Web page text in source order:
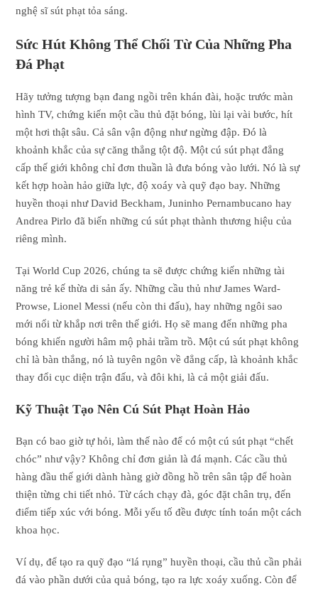
nghệ sĩ sút phạt tỏa sáng.
Sức Hút Không Thể Chối Từ Của Những Pha
Đá Phạt
Hãy tưởng tượng bạn đang ngồi trên khán đài, hoặc trước màn
hình TV, chứng kiến một cầu thủ đặt bóng, lùi lại vài bước, hít
một hơi thật sâu. Cả sân vận động như ngừng đập. Đó là
khoảnh khắc của sự căng thẳng tột độ. Một cú sút phạt đẳng
cấp thế giới không chỉ đơn thuần là đưa bóng vào lưới. Nó là sự
kết hợp hoàn hảo giữa lực, độ xoáy và quỹ đạo bay. Những
huyền thoại như David Beckham, Juninho Pernambucano hay
Andrea Pirlo đã biến những cú sút phạt thành thương hiệu của
riêng mình.
Tại World Cup 2026, chúng ta sẽ được chứng kiến những tài
năng trẻ kế thừa di sản ấy. Những cầu thủ như James Ward-
Prowse, Lionel Messi (nếu còn thi đấu), hay những ngôi sao
mới nổi từ khắp nơi trên thế giới. Họ sẽ mang đến những pha
bóng khiến người hâm mộ phải trầm trồ. Một cú sút phạt không
chỉ là bàn thắng, nó là tuyên ngôn về đẳng cấp, là khoảnh khắc
thay đổi cục diện trận đấu, và đôi khi, là cả một giải đấu.
Kỹ Thuật Tạo Nên Cú Sút Phạt Hoàn Hảo
Bạn có bao giờ tự hỏi, làm thế nào để có một cú sút phạt “chết
chóc” như vậy? Không chỉ đơn giản là đá mạnh. Các cầu thủ
hàng đầu thế giới dành hàng giờ đồng hồ trên sân tập để hoàn
thiện từng chi tiết nhỏ. Từ cách chạy đà, góc đặt chân trụ, đến
điểm tiếp xúc với bóng. Mỗi yếu tố đều được tính toán một cách
khoa học.
Ví dụ, để tạo ra quỹ đạo “lá rụng” huyền thoại, cầu thủ cần phải
đá vào phần dưới của quả bóng, tạo ra lực xoáy xuống. Còn để